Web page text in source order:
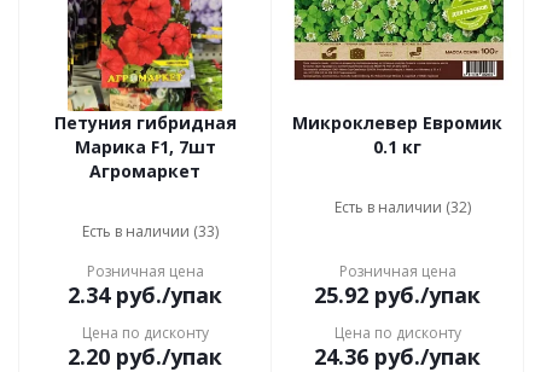
Петуния гибридная
Марика F1, 7шт
Агромаркет
Есть в наличии (33)
Розничная цена
2.34руб./упак
Цена по дисконту
2.20 руб./упак
Микроклевер Евромик
0.1 кг
Есть в наличии (32)
Розничная цена
25.92 руб./упак
Цена по дисконту
24.36 руб./упак